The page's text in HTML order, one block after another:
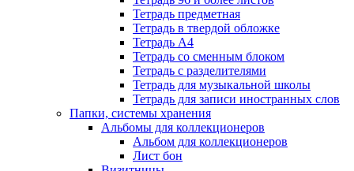
Тетрадь предметная
Тетрадь в твердой обложке
Тетрадь А4
Тетрадь со сменным блоком
Тетрадь с разделителями
Тетрадь для музыкальной школы
Тетрадь для записи иностранных слов
Папки, системы хранения
Альбомы для коллекционеров
Альбом для коллекционеров
Лист бон